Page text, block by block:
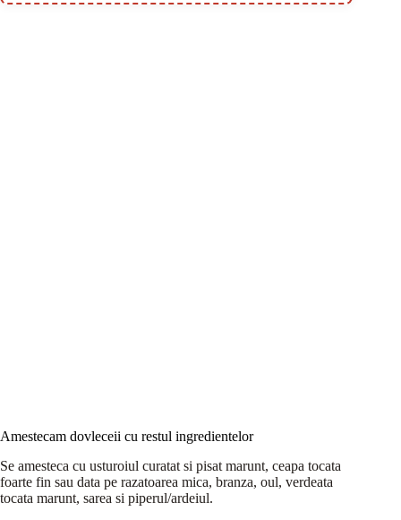
Amestecam dovleceii cu restul ingredientelor
Se amesteca cu usturoiul curatat si pisat marunt, ceapa tocata
foarte fin sau data pe razatoarea mica, branza, oul, verdeata
tocata marunt, sarea si piperul/ardeiul.